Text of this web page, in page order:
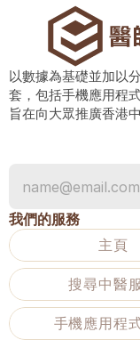
以數據為基礎並加以
套，包括手機應用程
旨在向大眾推廣香港
我們的服務
主頁
搜尋中醫
手機應用程